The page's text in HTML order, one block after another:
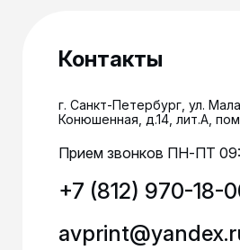
Контакты
г. Санкт-Петербург, ул.
Конюшенная, д.14, лит.А,
Прием звонков ПН-ПТ
+7 (812) 970-18-